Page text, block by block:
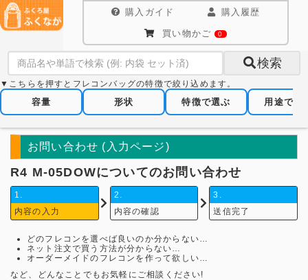
購入ガイド 購入履歴
買い物かご 0
検索
▼こちらを押すとフレコンバッグの特徴で絞り込めます。
容量 形状 特徴で選ぶ 用途で選
お問い合わせ (入力ページ)
R4 M-05DOWについてのお問い合わせ
1.
内容の入力
2.
内容の確認
3.
送信完了
どのフレコンを選べば良いのか分からない…
ネット注文で買う方法が分からない…
オーダーメイドのフレコンを作って欲しい…
など、どんなことでもお気軽にご相談ください!